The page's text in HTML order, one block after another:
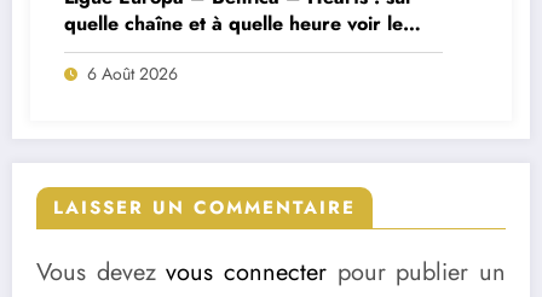
quelle chaîne et à quelle heure voir le
match ?
6 Août 2026
LAISSER UN COMMENTAIRE
Vous devezvous connecter pour publier un